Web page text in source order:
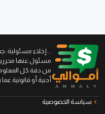
...إخلاء مسئولية:
مسئول عنها
من دقة كل
أدبية أو قانونية
سياسة الخصوصية